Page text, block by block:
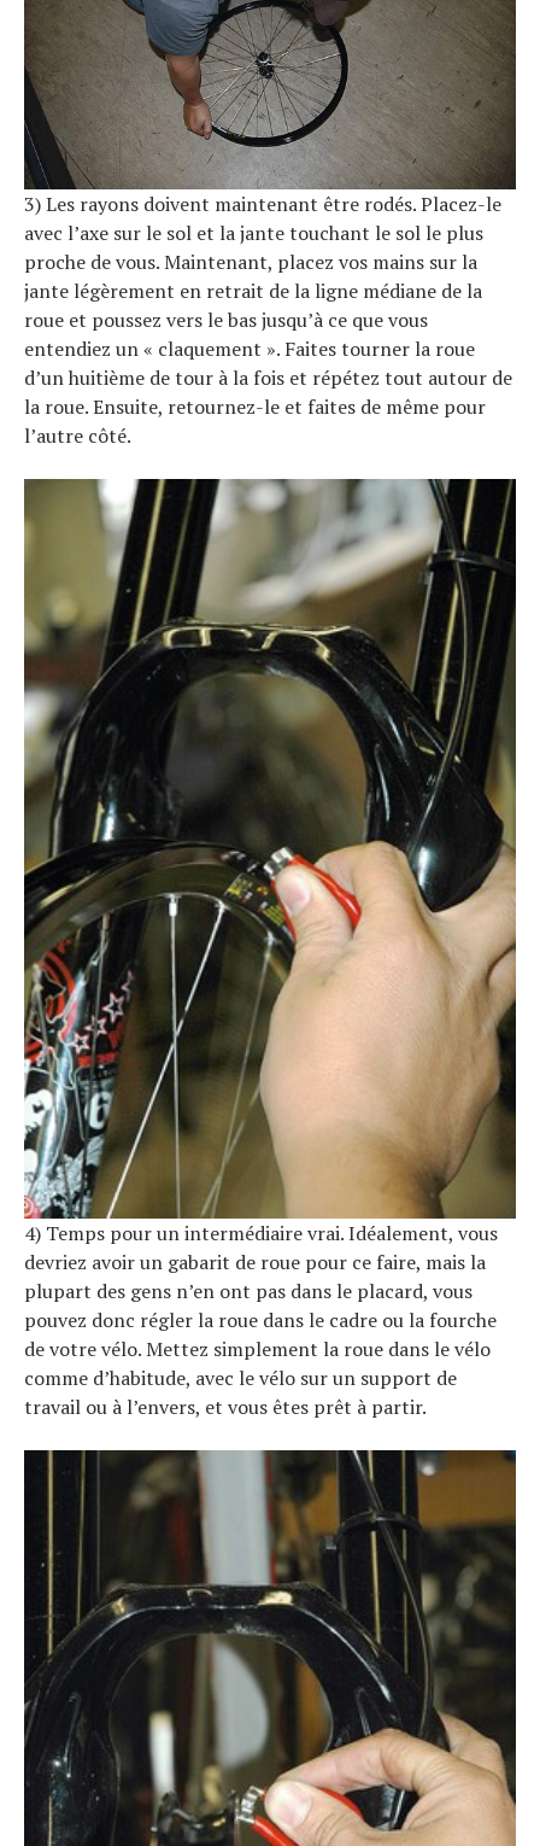
3) Les rayons doivent maintenant être rodés. Placez-le
avec l’axe sur le sol et la jante touchant le sol le plus
proche de vous. Maintenant, placez vos mains sur la
jante légèrement en retrait de la ligne médiane de la
roue et poussez vers le bas jusqu’à ce que vous
entendiez un « claquement ». Faites tourner la roue
d’un huitième de tour à la fois et répétez tout autour de
la roue. Ensuite, retournez-le et faites de même pour
l’autre côté.
4) Temps pour un intermédiaire vrai. Idéalement, vous
devriez avoir un gabarit de roue pour ce faire, mais la
plupart des gens n’en ont pas dans le placard, vous
pouvez donc régler la roue dans le cadre ou la fourche
de votre vélo. Mettez simplement la roue dans le vélo
comme d’habitude, avec le vélo sur un support de
travail ou à l’envers, et vous êtes prêt à partir.